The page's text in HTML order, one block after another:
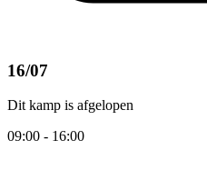
16/07
Dit kamp is afgelopen
09:00 - 16:00